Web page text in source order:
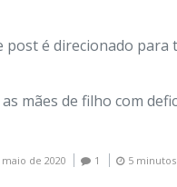
post é direcionado para
mães de filho com
de 2020 1 5